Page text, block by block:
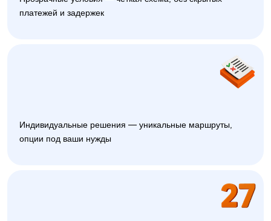
платежей и задержек
Индивидуальные решения — уникальные маршруты,
опции под ваши нужды